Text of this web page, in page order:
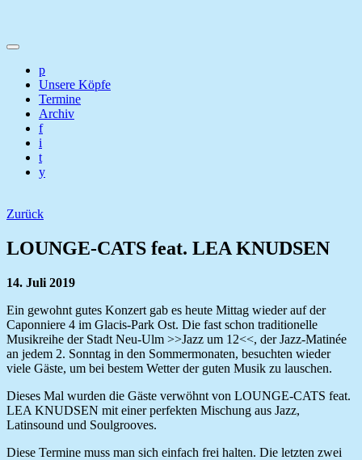
p
Unsere Köpfe
Termine
Archiv
f
i
t
y
Zurück
LOUNGE-CATS feat. LEA KNUDSEN
14. Juli 2019
Ein gewohnt gutes Konzert gab es heute Mittag wieder auf der
Caponniere 4 im Glacis-Park Ost. Die fast schon traditionelle
Musikreihe der Stadt Neu-Ulm >>Jazz um 12<<, der Jazz-Matinée
an jedem 2. Sonntag in den Sommermonaten, besuchten wieder
viele Gäste, um bei bestem Wetter der guten Musik zu lauschen.
Dieses Mal wurden die Gäste verwöhnt von LOUNGE-CATS feat.
LEA KNUDSEN mit einer perfekten Mischung aus Jazz,
Latinsound und Soulgrooves.
Diese Termine muss man sich einfach frei halten. Die letzten zwei